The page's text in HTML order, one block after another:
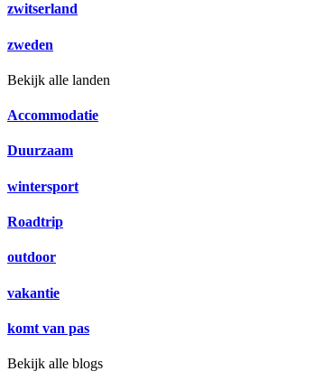
zwitserland
zweden
Bekijk alle landen
Accommodatie
Duurzaam
wintersport
Roadtrip
outdoor
vakantie
komt van pas
Bekijk alle blogs